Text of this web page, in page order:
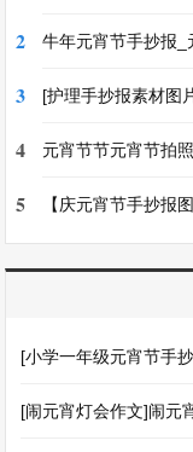
2 牛年元宵节手抄报
3 [护理手抄报素材图
4 元宵节节元宵节拍
5 【庆元宵节手抄报
[小学一年级元宵节手
[闹元宵灯会作文]闹元